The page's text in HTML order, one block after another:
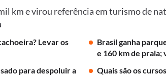
km e virou referência em turismo de
Levar os
Brasil ganha
e 160 km de praia;
para despoluir a
Quais são os